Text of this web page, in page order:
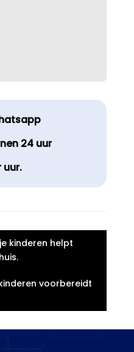
24 uur
uur.
kinderen helpt
voorbereidt